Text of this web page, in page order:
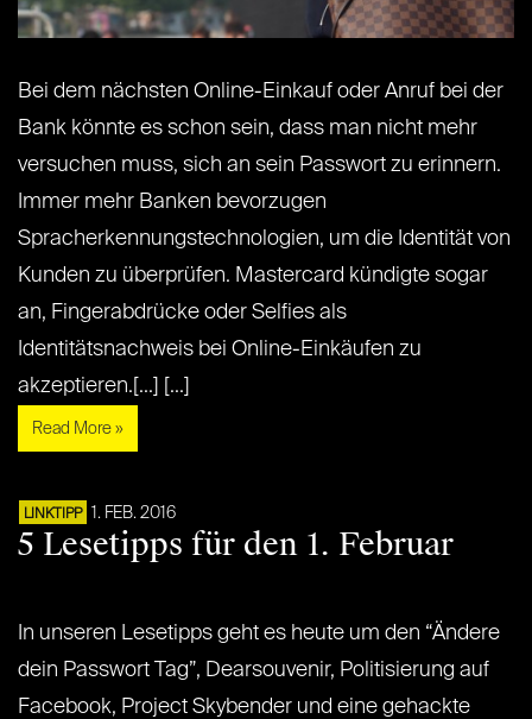
Bei dem nächsten Online-Einkauf oder Anruf bei der
Bank könnte es schon sein, dass man nicht mehr
versuchen muss, sich an sein Passwort zu erinnern.
Immer mehr Banken bevorzugen
Spracherkennungstechnologien, um die Identität von
Kunden zu überprüfen. Mastercard kündigte sogar
an, Fingerabdrücke oder Selfies als
Identitätsnachweis bei Online-Einkäufen zu
akzeptieren.[...] [...]
Read More »
LINKTIPP 1. FEB. 2016
5 Lesetipps für den 1. Februar
In unseren Lesetipps geht es heute um den “Ändere
dein Passwort Tag”, Dearsouvenir, Politisierung auf
Facebook, Project Skybender und eine gehackte